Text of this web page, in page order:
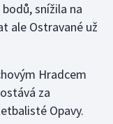
snížila na
ale Ostravané už
Hradcem
za
Opavy.